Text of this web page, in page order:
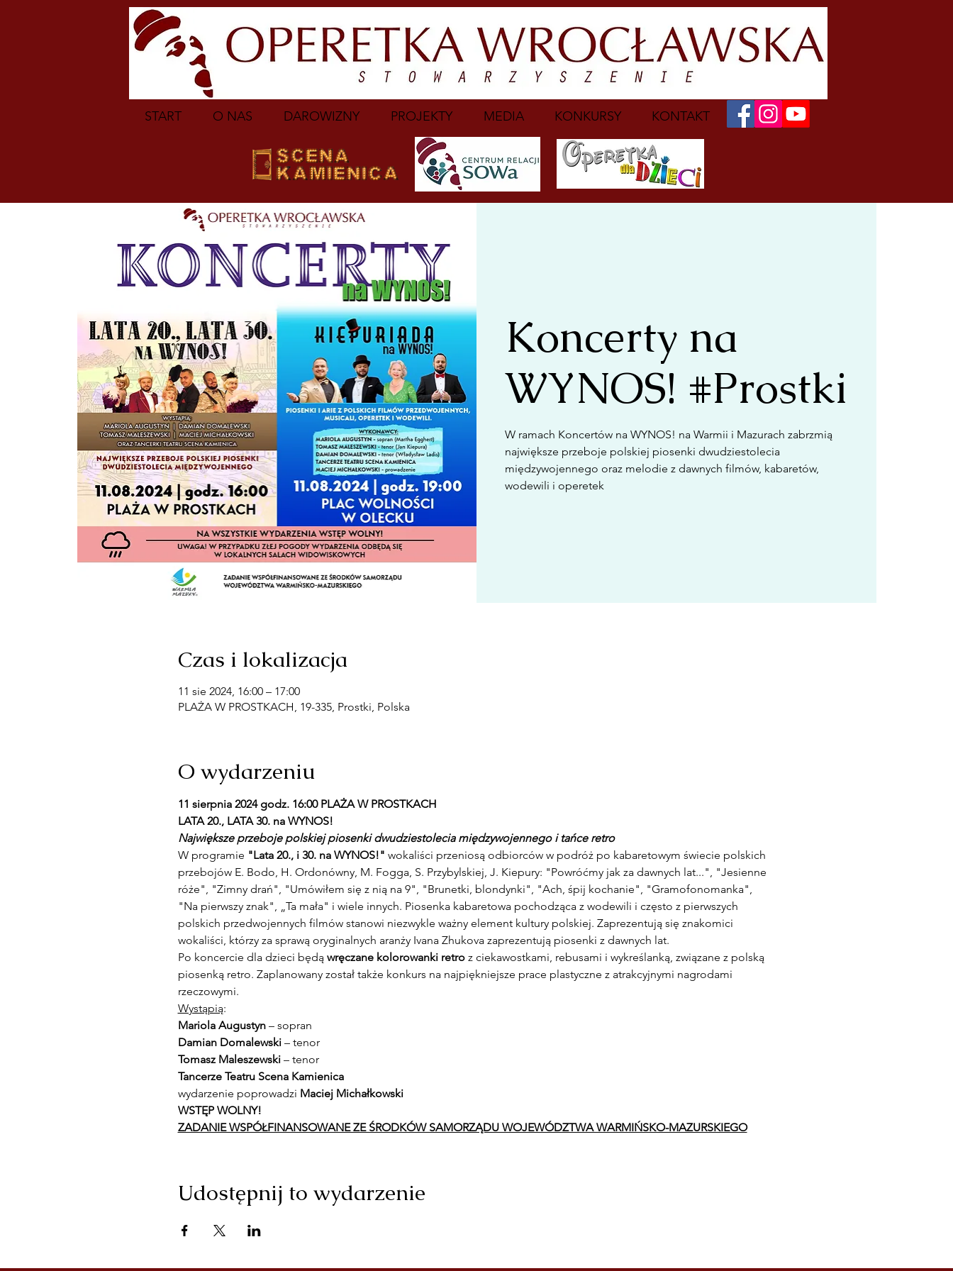
START O NAS DAROWIZNY PROJEKTY MEDIA KONKURSY KONTAKT
Koncerty na
WYNOS! #Prostki
W ramach Koncertów na WYNOS! na Warmii i Mazurach zabrzmią
największe przeboje polskiej piosenki dwudziestolecia
międzywojennego oraz melodie z dawnych filmów, kabaretów,
wodewili i operetek
Czas i lokalizacja
11 sie 2024, 16:00 – 17:00
PLAŻA W PROSTKACH, 19-335, Prostki, Polska
O wydarzeniu
11 sierpnia 2024 godz. 16:00 PLAŻA W PROSTKACH
LATA 20., LATA 30. na WYNOS!
Największe przeboje polskiej piosenki dwudziestolecia międzywojennego i tańce retro
W programie "Lata 20., i 30. na WYNOS!" wokaliści przeniosą odbiorców w podróż po kabaretowym świecie polskich
przebojów E. Bodo, H. Ordonówny, M. Fogga, S. Przybylskiej, J. Kiepury: "Powróćmy jak za dawnych lat...", "Jesienne
róże", "Zimny drań", "Umówiłem się z nią na 9", "Brunetki, blondynki", "Ach, śpij kochanie", "Gramofonomanka",
"Na pierwszy znak", „Ta mała" i wiele innych. Piosenka kabaretowa pochodząca z wodewili i często z pierwszych
polskich przedwojennych filmów stanowi niezwykle ważny element kultury polskiej. Zaprezentują się znakomici
wokaliści, którzy za sprawą oryginalnych aranży Ivana Zhukova zaprezentują piosenki z dawnych lat.
Po koncercie dla dzieci będą wręczane kolorowanki retro z ciekawostkami, rebusami i wykreślanką, związane z polską
piosenką retro. Zaplanowany został także konkurs na najpiękniejsze prace plastyczne z atrakcyjnymi nagrodami
rzeczowymi.
Wystąpią:
Mariola Augustyn – sopran
Damian Domalewski – tenor
Tomasz Maleszewski – tenor
Tancerze Teatru Scena Kamienica
wydarzenie poprowadzi Maciej Michałkowski
WSTĘP WOLNY!
ZADANIE WSPÓŁFINANSOWANE ZE ŚRODKÓW SAMORZĄDU WOJEWÓDZTWA WARMIŃSKO-MAZURSKIEGO
Udostępnij to wydarzenie